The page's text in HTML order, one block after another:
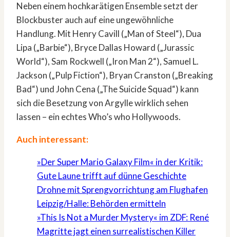
Neben einem hochkarätigen Ensemble setzt der
Blockbuster auch auf eine ungewöhnliche
Handlung. Mit Henry Cavill („Man of Steel“), Dua
Lipa („Barbie“), Bryce Dallas Howard („Jurassic
World“), Sam Rockwell („Iron Man 2“), Samuel L.
Jackson („Pulp Fiction“), Bryan Cranston („Breaking
Bad“) und John Cena („The Suicide Squad“) kann
sich die Besetzung von Argylle wirklich sehen
lassen – ein echtes Who’s who Hollywoods.
Auch interessant:
»Der Super Mario Galaxy Film« in der Kritik:
Gute Laune trifft auf dünne Geschichte
Drohne mit Sprengvorrichtung am Flughafen
Leipzig/Halle: Behörden ermitteln
»This Is Not a Murder Mystery« im ZDF: René
Magritte jagt einen surrealistischen Killer